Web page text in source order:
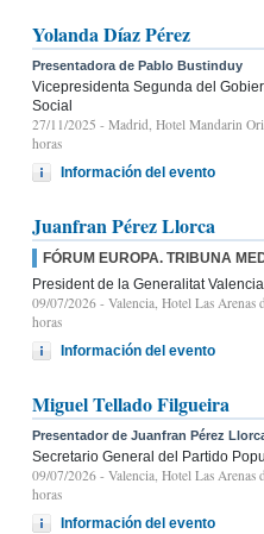
Yolanda Díaz Pérez
Presentadora de Pablo Bustinduy
Vicepresidenta Segunda del
Social
27/11/2025 - Madrid, Hotel Mandarin
horas
Información del evento
Juanfran Pérez Llorca
FÓRUM EUROPA. TRIBUNA
President de la Generalitat
09/07/2026 - Valencia, Hotel Las Arenas
horas
Información del evento
Miguel Tellado Filgueira
Presentador de Juanfran Pérez
Secretario General del Partido
09/07/2026 - Valencia, Hotel Las Arenas
horas
Información del evento